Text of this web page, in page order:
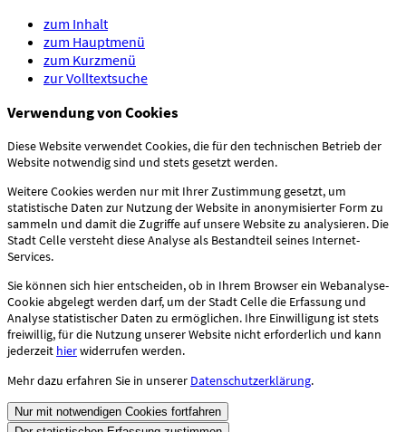
zum Inhalt
zum Hauptmenü
zum Kurzmenü
zur Volltextsuche
Verwendung von Cookies
Diese Website verwendet Cookies, die für den technischen Betrieb der
Website notwendig sind und stets gesetzt werden.
Weitere Cookies werden nur mit Ihrer Zustimmung gesetzt, um
statistische Daten zur Nutzung der Website in anonymisierter Form zu
sammeln und damit die Zugriffe auf unsere Website zu analysieren. Die
Stadt Celle versteht diese Analyse als Bestandteil seines Internet-
Services.
Sie können sich hier entscheiden, ob in Ihrem Browser ein Webanalyse-
Cookie abgelegt werden darf, um der Stadt Celle die Erfassung und
Analyse statistischer Daten zu ermöglichen. Ihre Einwilligung ist stets
freiwillig, für die Nutzung unserer Website nicht erforderlich und kann
jederzeit hierwiderrufen werden.
Mehr dazu erfahren Sie in unserer Datenschutzerklärung.
Nur mit notwendigen Cookies fortfahren